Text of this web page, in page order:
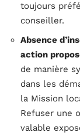
toujours
conseiller.
Absence
action
de manière
dans les
la Mission
Refuser une
valable